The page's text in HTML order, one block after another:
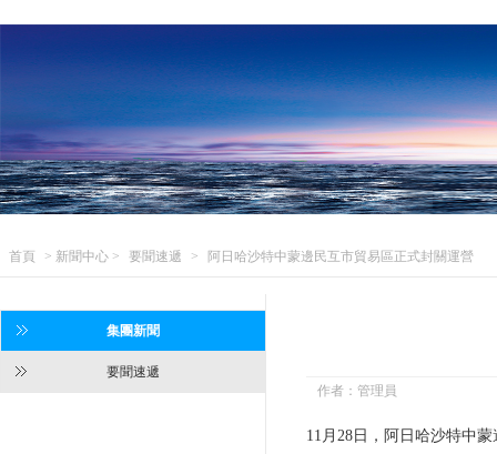
首頁 > 新聞中心 > 要聞速遞 > 阿日哈沙特中蒙邊民互市貿易區正式封關運營
集團新聞
要聞速遞
作者：管理員
11月28日，阿日哈沙特中